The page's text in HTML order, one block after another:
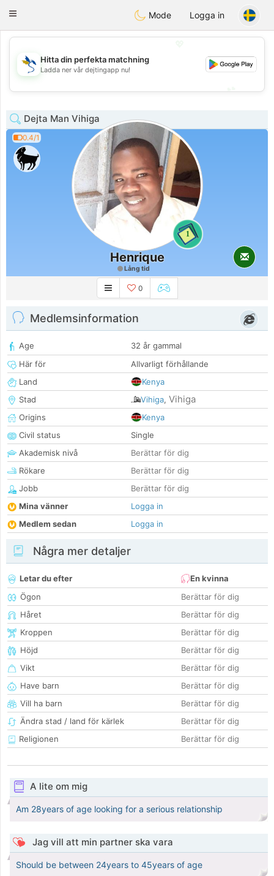
SvenskaDating
Toggle
Mode Logga in
💖
💕
Hitta din perfekta matchning
Ladda ner vår dejtingapp nu!
Dejta Man Vihiga
0.4/1
1
Henrique
Lång tid
0
Medlemsinformation
Age
32 år gammal
Här för
Allvarligt förhållande
Land
Kenya
Stad
Vihiga, Vihiga
Origins
Kenya
Civil status
Single
Akademisk nivå
Berättar för dig
Rökare
Berättar för dig
Jobb
Berättar för dig
Mina vänner
Logga in
Medlem sedan
Logga in
Några mer detaljer
Letar du efter
En kvinna
Ögon
Berättar för dig
Håret
Berättar för dig
Kroppen
Berättar för dig
Höjd
Berättar för dig
Vikt
Berättar för dig
Have barn
Berättar för dig
Vill ha barn
Berättar för dig
Ändra stad / land för kärlek
Berättar för dig
Religionen
Berättar för dig
A lite om mig
Am 28years of age looking for a serious relationship
Jag vill att min partner ska vara
Should be between 24years to 45years of age